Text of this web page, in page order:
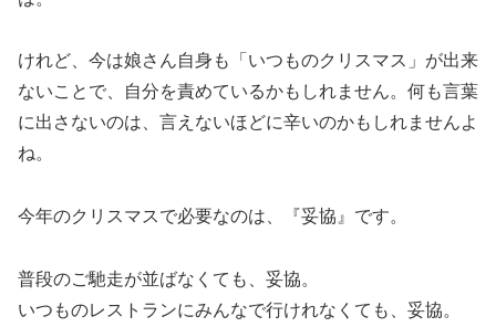
けれど、今は娘さん自身も「いつものクリスマス」が出来
ないことで、自分を責めているかもしれません。何も言葉
に出さないのは、言えないほどに辛いのかもしれませんよ
ね。
今年のクリスマスで必要なのは、『妥協』です。
普段のご馳走が並ばなくても、妥協。
いつものレストランにみんなで行けれなくても、妥協。